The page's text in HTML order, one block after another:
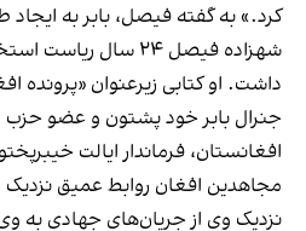
کرد.» به گفته فیصل، بابر به ایجاد
شهزاده فیصل ۲۴ سال
داشت. او کتابی زیرعنوان «پرونده
جنرال بابر خود پشتون و عضو حزب
افغانستان، فرماندار ایالت
مجاهدین افغان روابط عمیق
نزدیک وی از جریان‌های جهادی